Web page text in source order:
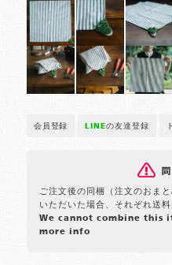
会員登録 LINEの友達登録
ご注文後の同梱（注文のおま
いただいた場合、それぞれ送料
We cannot combine this
more info